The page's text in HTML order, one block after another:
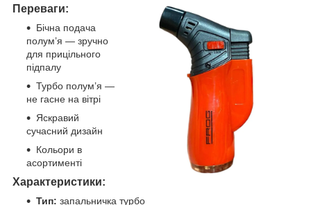
Переваги:
Бічна подача
полум’я — зручно
для прицільного
підпалу
Турбо полум’я —
не гасне на вітрі
Яскравий
сучасний дизайн
Кольори в
асортименті
Характеристики:
Тип: запальничка турбо